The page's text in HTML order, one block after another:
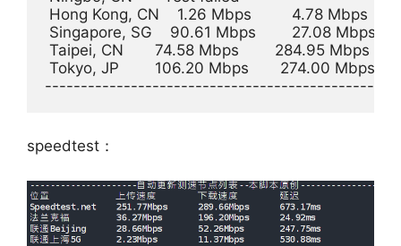
Hong Kong, CN    1.26 Mbps         4.78 Mbps
Singapore, SG    90.61 Mbps        27.08 Mbps
Taipei, CN       74.58 Mbps        284.95 Mbps
Tokyo, JP        106.20 Mbps       274.00 Mbps
speedtest：